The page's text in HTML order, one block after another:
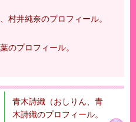
村井純奈のプロフィール。
のプロフィール。
青木詩織（おしりん、青
木詩織のプロフィール。